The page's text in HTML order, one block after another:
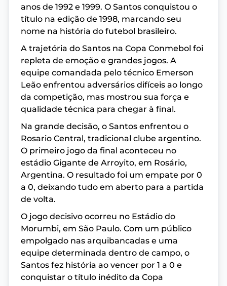
anos de 1992 e 1999. O Santos conquistou o
título na edição de 1998, marcando seu
nome na história do futebol brasileiro.
A trajetória do Santos na Copa Conmebol foi
repleta de emoção e grandes jogos. A
equipe comandada pelo técnico Emerson
Leão enfrentou adversários difíceis ao longo
da competição, mas mostrou sua força e
qualidade técnica para chegar à final.
Na grande decisão, o Santos enfrentou o
Rosario Central, tradicional clube argentino.
O primeiro jogo da final aconteceu no
estádio Gigante de Arroyito, em Rosário,
Argentina. O resultado foi um empate por 0
a 0, deixando tudo em aberto para a partida
de volta.
O jogo decisivo ocorreu no Estádio do
Morumbi, em São Paulo. Com um público
empolgado nas arquibancadas e uma
equipe determinada dentro de campo, o
Santos fez história ao vencer por 1 a 0 e
conquistar o título inédito da Copa